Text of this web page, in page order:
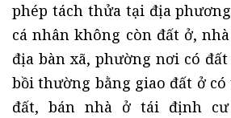
phép tách thửa tại địa
cá nhân không còn đất ở,
địa bàn xã, phường nơi có
bồi thường bằng giao đất ở
đất, bán nhà ở tái định